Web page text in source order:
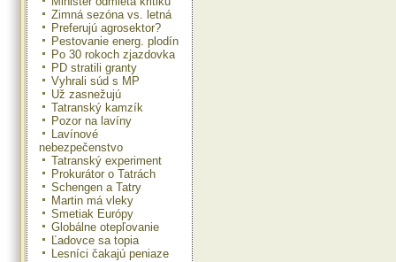
Zimná sezóna vs. letná
Preferujú agrosektor?
Pestovanie energ. plodín
Po 30 rokoch zjazdovka
PD stratili granty
Vyhrali súd s MP
Už zasnežujú
Tatranský kamzík
Pozor na lavíny
Lavínové
nebezpečenstvo
Tatranský experiment
Prokurátor o Tatrách
Schengen a Tatry
Martin má vleky
Smetiak Európy
Globálne otepľovanie
Ľadovce sa topia
Lesníci čakajú peniaze